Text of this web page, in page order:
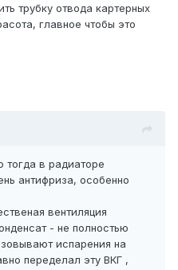
трубку отвода картерных
главное чтобы это
тогда в радиаторе
антифриза, особенно
вентиляция
- не полностью
испарения на
переделал эту ВКГ ,